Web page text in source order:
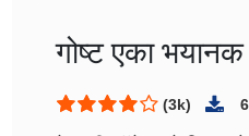
गोष्ट एका भयानक
(3k)